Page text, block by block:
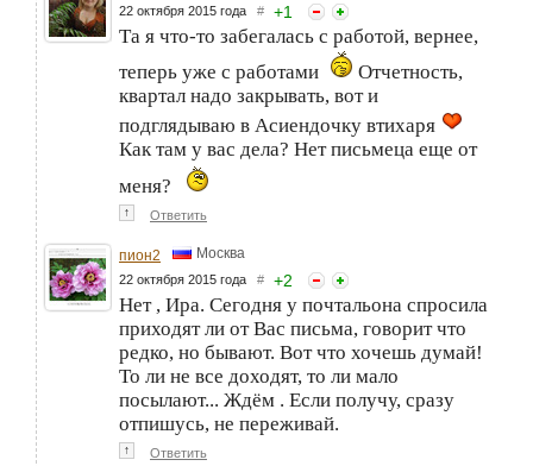
22 октября 2015 года # +1
Та я что-то забегалась с работой, вернее,
теперь уже с работами
Отчетность,
квартал надо закрывать, вот и
подглядываю в Асиендочку втихаря
Как там у вас дела? Нет письмеца еще от
меня?
↑ Ответить
пион2 Москва
22 октября 2015 года # +2
Нет , Ира. Сегодня у почтальона спросила
приходят ли от Вас письма, говорит что
редко, но бывают. Вот что хочешь думай!
То ли не все доходят, то ли мало
посылают... Ждём . Если получу, сразу
отпишусь, не переживай.
↑ Ответить